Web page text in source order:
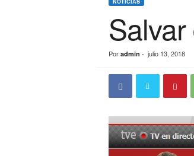
Por admin - julio 13, 2018